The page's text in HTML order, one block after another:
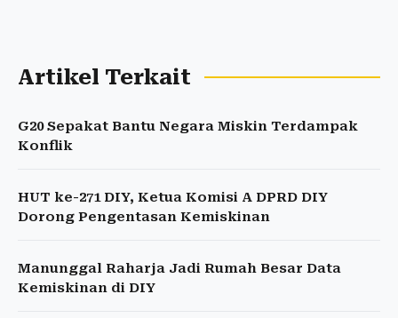
Artikel Terkait
G20 Sepakat Bantu Negara Miskin Terdampak
Konflik
HUT ke-271 DIY, Ketua Komisi A DPRD DIY
Dorong Pengentasan Kemiskinan
Manunggal Raharja Jadi Rumah Besar Data
Kemiskinan di DIY